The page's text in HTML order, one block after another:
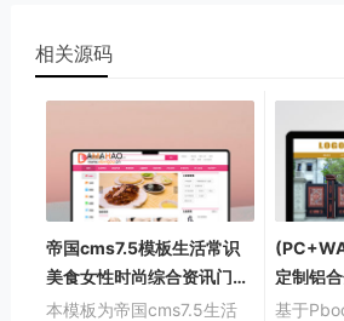
相关源码
帝国cms7.5模板生活常识
美食女性时尚综合资讯门户
源码
本模板为帝国cms7.5生活
定制铝
模板下载
基于